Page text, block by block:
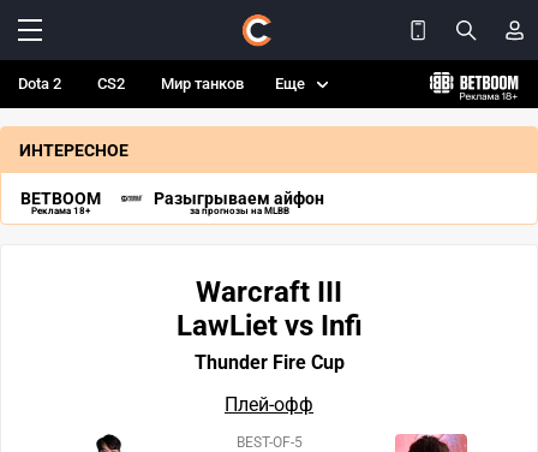
Dota 2 CS2 Мир танков Еще
ИНТЕРЕСНОЕ
BETBOOM
Реклама 18+
Разыгрываем айфон
за прогнозы на MLBB
Warcraft III
LawLiet vs Infi
Thunder Fire Cup
Плей-офф
BEST-OF-5